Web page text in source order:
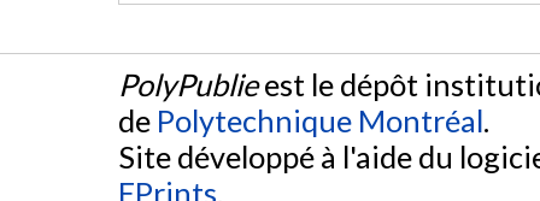
PolyPublieest le dépôt
de Polytechnique Montréal.
Site développé à l'aide du
EPrints.